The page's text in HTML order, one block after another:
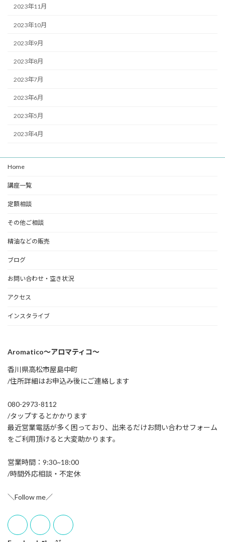
2023年11月
2023年10月
2023年9月
2023年8月
2023年7月
2023年6月
2023年5月
2023年4月
Home
講座一覧
定額相談
その他ご相談
精油などの販売
ブログ
お問い合わせ・空き状況
アクセス
インスタライブ
Aromatico～アロマティコ～
香川県高松市屋島中町
/住所詳細はお申込み後にご連絡します
080-2973-8112
/タップするとかかります
最近営業電話が多く困っており、出来るだけお問い合わせフォーム
をご利用頂けると大変助かります。
営業時間：9:30~18:00
/時間外応相談・不定休
＼Follow me／